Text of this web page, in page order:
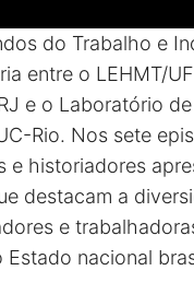
do Trabalho e
entre o LEHMT/
e o Laboratório
Rio. Nos sete
e historiadores
destacam a
e
nacional